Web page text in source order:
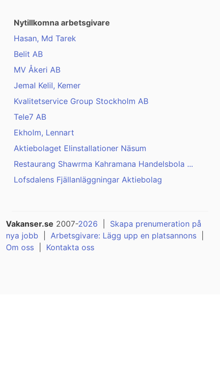
Nytillkomna arbetsgivare
Hasan, Md Tarek
Belit AB
MV Åkeri AB
Jemal Kelil, Kemer
Kvalitetservice Group Stockholm AB
Tele7 AB
Ekholm, Lennart
Aktiebolaget Elinstallationer Näsum
Restaurang Shawrma Kahramana Handelsbola ...
Lofsdalens Fjällanläggningar Aktiebolag
Vakanser.se 2007-2026
Skapa prenumeration på
nya jobb
Arbetsgivare: Lägg upp en platsannons
Om oss
Kontakta oss